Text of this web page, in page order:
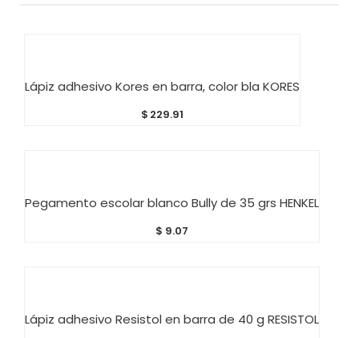
Lápiz adhesivo Kores en barra, color bla KORES
$ 229.91
Pegamento escolar blanco Bully de 35 grs HENKEL
$ 9.07
Lápiz adhesivo Resistol en barra de 40 g RESISTOL